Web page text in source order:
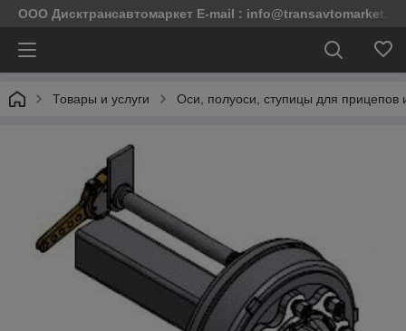
ООО Дисктрансавтомаркет E-mail : info@transavtomarket.by
Товары и услуги Оси, полуоси, ступицы для прицепов